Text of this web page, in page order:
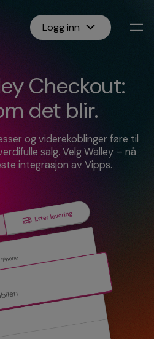
Logg inn
Checkout:
det blir.
og viderekoblinger føre til
salg. Velg Walley – nå
integrasjon av Vipps.